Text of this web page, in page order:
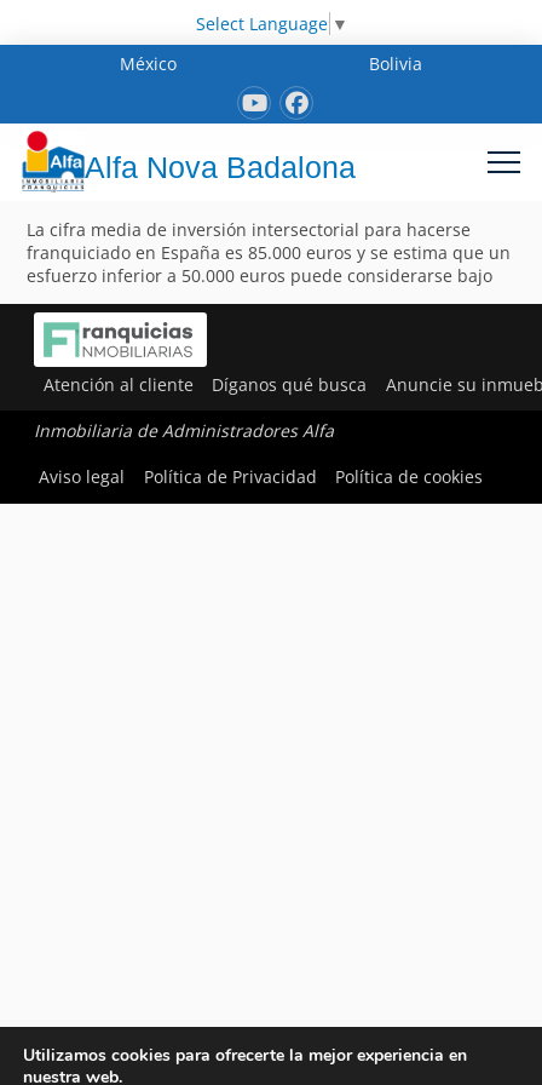
Select Language ▼
México
Bolivia
Alfa Nova Badalona
La cifra media de inversión intersectorial para hacerse
franquiciado en España es 85.000 euros y se estima que un
esfuerzo inferior a 50.000 euros puede considerarse bajo
Atención al cliente Díganos qué busca Anuncie su
Inmobiliaria de Administradores Alfa
Aviso legal
Política de Privacidad Política de cookies
Utilizamos cookies para ofrecerte la mejor experiencia en
nuestra web.